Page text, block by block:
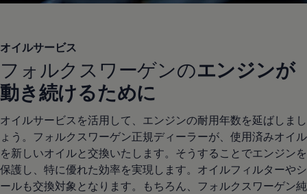
オイルサービス
フォルクスワーゲンのエンジンが
動き続けるために
オイルサービスを活用して、エンジンの耐用年数を延ばしまし
ょう。フォルクスワーゲン正規ディーラーが、使用済みオイル
を新しいオイルと交換いたします。そうすることでエンジンを
保護し、特に優れた効率を実現します。オイルフィルターやシ
ールも交換対象となります。もちろん、フォルクスワーゲン純